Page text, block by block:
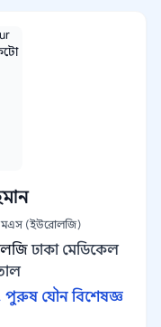
(ইউরোলজি)
ঢাকা মেডিকেল
পুরুষ যৌন বিশেষজ্ঞ